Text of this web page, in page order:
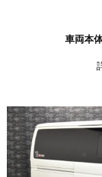
車両本